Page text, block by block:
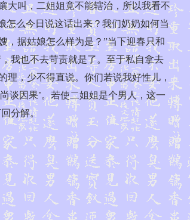
大叫，二姐姐竟不能辖治，所以我看不
怎么今日说这话出来？我们奶奶如何当
，据姑娘怎么样为是？”当下迎春只和
我也不去苛责就是了。至于私自拿去
，少不得直说。你们若说我好性儿，
谈因果’。若使二姐姐是个男人，这一
分解。